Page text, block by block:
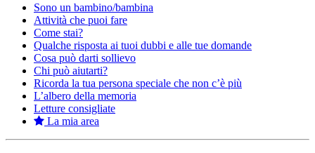
Sono un bambino/bambina
Attività che puoi fare
Come stai?
Qualche risposta ai tuoi dubbi e alle tue domande
Cosa può darti sollievo
Chi può aiutarti?
Ricorda la tua persona speciale che non c’è più
L’albero della memoria
Letture consigliate
La mia area